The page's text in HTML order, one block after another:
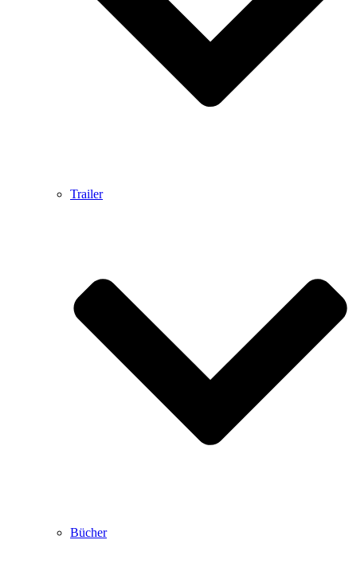
Trailer
Bücher